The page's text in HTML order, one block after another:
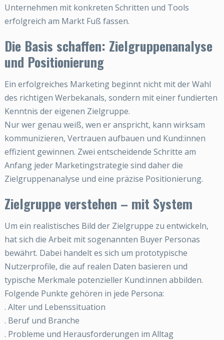
Unternehmen mit konkreten Schritten und Tools
erfolgreich am Markt Fuß fassen.
Die Basis schaffen: Zielgruppenanalyse
und Positionierung
Ein erfolgreiches Marketing beginnt nicht mit der Wahl
des richtigen Werbekanals, sondern mit einer fundierten
Kenntnis der eigenen Zielgruppe.
Nur wer genau weiß, wen er anspricht, kann wirksam
kommunizieren, Vertrauen aufbauen und Kund:innen
effizient gewinnen. Zwei entscheidende Schritte am
Anfang jeder Marketingstrategie sind daher die
Zielgruppenanalyse und eine präzise Positionierung.
Zielgruppe verstehen – mit System
Um ein realistisches Bild der Zielgruppe zu entwickeln,
hat sich die Arbeit mit sogenannten Buyer Personas
bewährt. Dabei handelt es sich um prototypische
Nutzerprofile, die auf realen Daten basieren und
typische Merkmale potenzieller Kund:innen abbilden.
Folgende Punkte gehören in jede Persona:
. Alter und Lebenssituation
. Beruf und Branche
. Probleme und Herausforderungen im Alltag